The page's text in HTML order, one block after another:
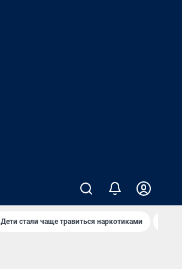
Дети стали чаще травиться наркотиками